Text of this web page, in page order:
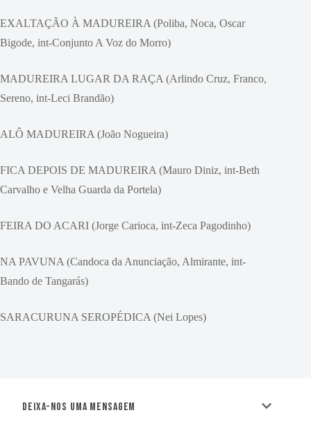
EXALTAÇÃO À MADUREIRA (Poliba, Noca, Oscar
Bigode, int-Conjunto A Voz do Morro)
MADUREIRA LUGAR DA RAÇA (Arlindo Cruz, Franco,
Sereno, int-Leci Brandão)
ALÔ MADUREIRA (João Nogueira)
FICA DEPOIS DE MADUREIRA (Mauro Diniz, int-Beth
Carvalho e Velha Guarda da Portela)
FEIRA DO ACARI (Jorge Carioca, int-Zeca Pagodinho)
NA PAVUNA (Candoca da Anunciação, Almirante, int-
Bando de Tangarás)
SARACURUNA SEROPÉDICA (Nei Lopes)
Deixa-nos uma mensagem